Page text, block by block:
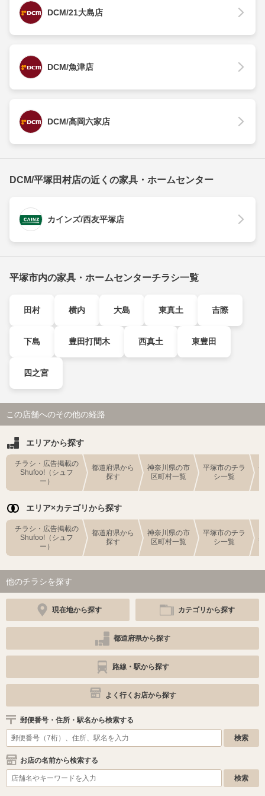
DCM/21大島店
DCM/魚津店
DCM/高岡六家店
DCM/平塚田村店の近くの家具・ホームセンター
カインズ/西友平塚店
平塚市内の家具・ホームセンターチラシ一覧
田村 横内 大島 東真土 吉際
下島 豊田打間木 西真土 東豊田
四之宮
この店舗へのその他の経路
エリアから探す
チラシ・広告掲載の
Shufoo!（シュフ
ー）
都道府県から
探す
神奈川県の市
区町村一覧
平塚市のチラ
シ一覧
エリア×カテゴリから探す
チラシ・広告掲載の
Shufoo!（シュフ
ー）
都道府県から
探す
神奈川県の市
区町村一覧
平塚市のチラ
シ一覧
他のチラシを探す
現在地から探す カテゴリから探す
都道府県から探す
路線・駅から探す
よく行くお店から探す
郵便番号・住所・駅名から検索する
お店の名前から検索する